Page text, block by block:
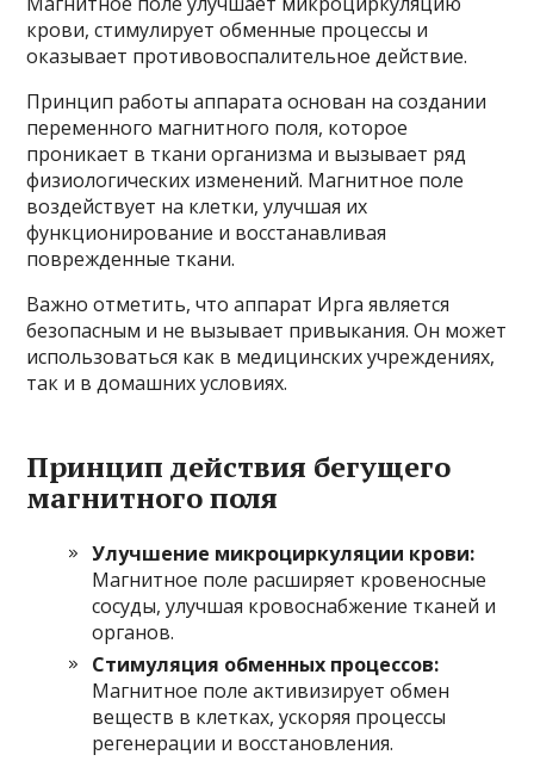
крови, стимулирует обменные процессы и
оказывает противовоспалительное действие.
Принцип работы аппарата основан на создании
переменного магнитного поля, которое
проникает в ткани организма и вызывает ряд
физиологических изменений. Магнитное поле
воздействует на клетки, улучшая их
функционирование и восстанавливая
поврежденные ткани.
Важно отметить, что аппарат Ирга является
безопасным и не вызывает привыкания. Он может
использоваться как в медицинских учреждениях,
так и в домашних условиях.
Принцип действия бегущего
магнитного поля
Улучшение микроциркуляции крови:
Магнитное поле расширяет кровеносные
сосуды, улучшая кровоснабжение тканей и
органов.
Стимуляция обменных процессов:
Магнитное поле активизирует обмен
веществ в клетках, ускоряя процессы
регенерации и восстановления.